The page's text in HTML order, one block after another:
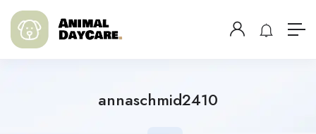
annaschmid2410